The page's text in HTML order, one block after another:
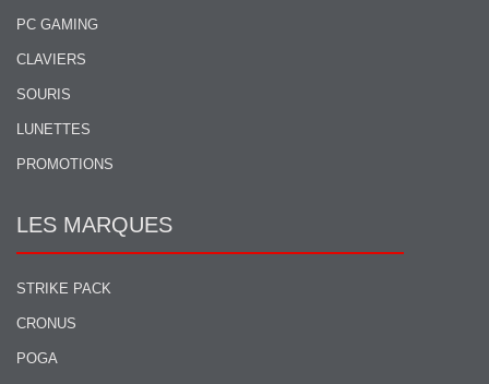
PC GAMING
CLAVIERS
SOURIS
LUNETTES
PROMOTIONS
LES MARQUES
STRIKE PACK
CRONUS
POGA